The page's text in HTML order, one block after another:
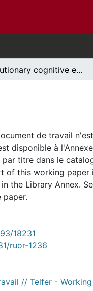
Evolutionary cognitive economics
de travail
disponible à
titre dans le
of this working paper
the Library Annex.
paper.
18231
ruor-1236
// Telfer -